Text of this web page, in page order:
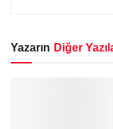
Yazarın Diğer